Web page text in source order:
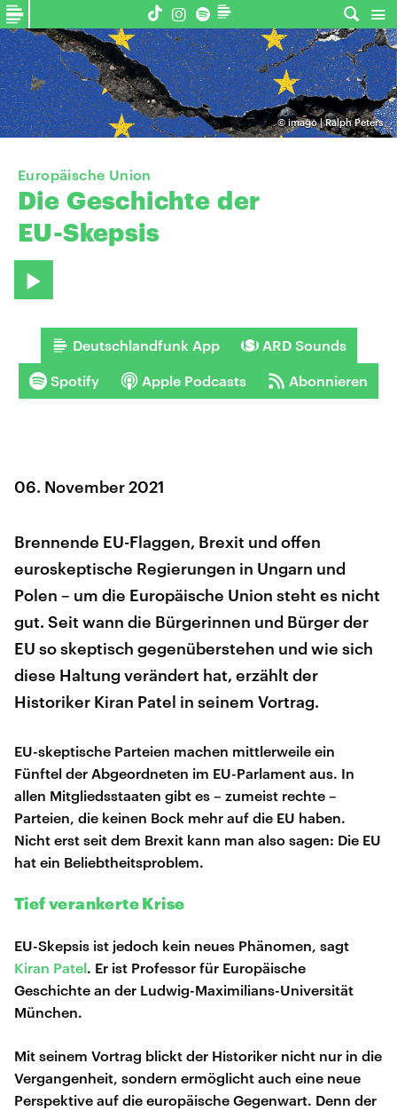
©imago | Ralph Peters
Europäische Union
Die Geschichte der
EU-Skepsis
Deutschlandfunk App ARD Sounds
Spotify Apple Podcasts Abonnieren
06. November 2021
Brennende EU-Flaggen, Brexit und offen
euroskeptische Regierungen in Ungarn und
Polen – um die Europäische Union steht es nicht
gut. Seit wann die Bürgerinnen und Bürger der
EU so skeptisch gegenüberstehen und wie sich
diese Haltung verändert hat, erzählt der
Historiker Kiran Patel in seinem Vortrag.
EU-skeptische Parteien machen mittlerweile ein
Fünftel der Abgeordneten im EU-Parlament aus. In
allen Mitgliedsstaaten gibt es – zumeist rechte –
Parteien, die keinen Bock mehr auf die EU haben.
Nicht erst seit dem Brexit kann man also sagen: Die EU
hat ein Beliebtheitsproblem.
Tief verankerte Krise
EU-Skepsis ist jedoch kein neues Phänomen, sagt
Kiran Patel. Er ist Professor für Europäische
Geschichte an der Ludwig-Maximilians-Universität
München.
Mit seinem Vortrag blickt der Historiker nicht nur in die
Vergangenheit, sondern ermöglicht auch eine neue
Perspektive auf die europäische Gegenwart. Denn der